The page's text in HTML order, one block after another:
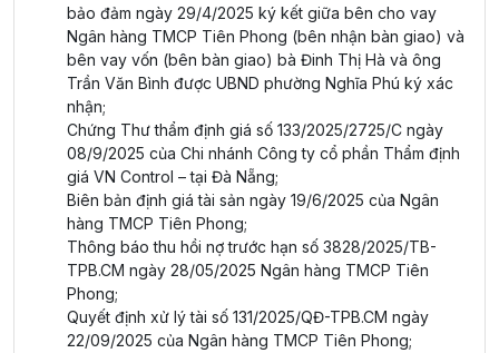
bảo đảm ngày 29/4/2025 ký kết giữa bên cho vay
Ngân hàng TMCP Tiên Phong (bên nhận bàn giao) và
bên vay vốn (bên bàn giao) bà Đinh Thị Hà và ông
Trần Văn Bình được UBND phường Nghĩa Phú ký xác
nhận;
Chứng Thư thẩm định giá số 133/2025/2725/C ngày
08/9/2025 của Chi nhánh Công ty cổ phần Thẩm định
giá VN Control – tại Đà Nẵng;
Biên bản định giá tài sản ngày 19/6/2025 của Ngân
hàng TMCP Tiên Phong;
Thông báo thu hồi nợ trước hạn số 3828/2025/TB-
TPB.CM ngày 28/05/2025 Ngân hàng TMCP Tiên
Phong;
Quyết định xử lý tài số 131/2025/QĐ-TPB.CM ngày
22/09/2025 của Ngân hàng TMCP Tiên Phong;